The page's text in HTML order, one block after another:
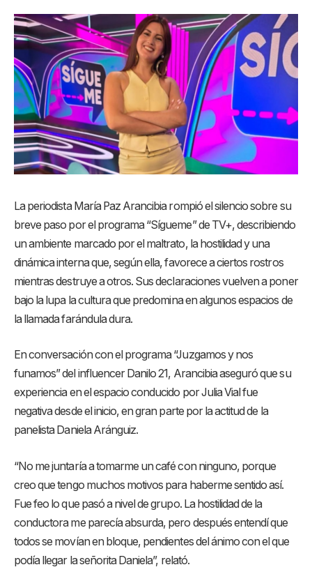
La periodista María Paz Arancibia rompió el silencio sobre su
breve paso por el programa “Sígueme” de TV+, describiendo
un ambiente marcado por el maltrato, la hostilidad y una
dinámica interna que, según ella, favorece a ciertos rostros
mientras destruye a otros. Sus declaraciones vuelven a poner
bajo la lupa la cultura que predomina en algunos espacios de
la llamada farándula dura.
En conversación con el programa “Juzgamos y nos
funamos” del influencer Danilo 21, Arancibia aseguró que su
experiencia en el espacio conducido por Julia Vial fue
negativa desde el inicio, en gran parte por la actitud de la
panelista Daniela Aránguiz.
“No me juntaría a tomarme un café con ninguno, porque
creo que tengo muchos motivos para haberme sentido así.
Fue feo lo que pasó a nivel de grupo. La hostilidad de la
conductora me parecía absurda, pero después entendí que
todos se movían en bloque, pendientes del ánimo con el que
podía llegar la señorita Daniela”, relató.